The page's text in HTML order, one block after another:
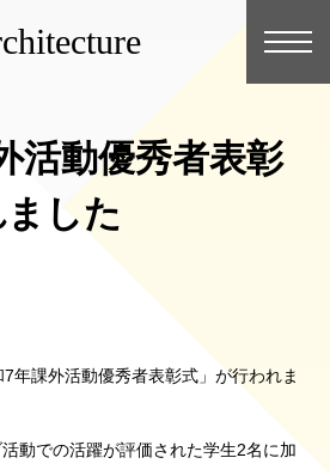
活動優秀者表彰
した
年課外活動優秀者表彰式」が行われま
動での活躍が評価された学生2名に加